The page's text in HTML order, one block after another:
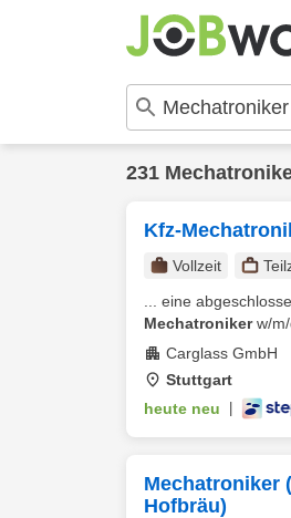
231
Kfz-
Vollzeit
... eine
Mechatronikerw/m/
Carglass GmbH
Stuttgart
heute neu
Mechatroniker
Hofbräu)